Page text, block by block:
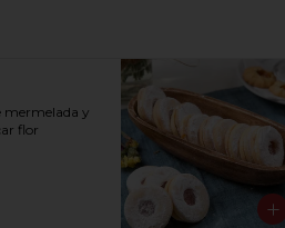
mermelada y
flor